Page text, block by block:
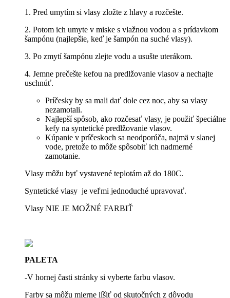
1. Pred umytím si vlasy zložte z hlavy a rozčešte.
2. Potom ich umyte v miske s vlažnou vodou a s prídavkom
šampónu (najlepšie, keď je šampón na suché vlasy).
3. Po zmytí šampónu zlejte vodu a usušte uterákom.
4. Jemne prečešte kefou na predlžovanie vlasov a nechajte
uschnúť.
Príčesky by sa mali dať dole cez noc, aby sa vlasy
nezamotali.
Najlepší spôsob, ako rozčesať vlasy, je použiť špeciálne
kefy na syntetické predlžovanie vlasov.
Kúpanie v príčeskoch sa neodporúča, najmä v slanej
vode, pretože to môže spôsobiť ich nadmerné
zamotanie.
Vlasy môžu byť vystavené teplotám až do 180C.
Syntetické vlasy je veľmi jednoduché upravovať.
Vlasy NIE JE MOŽNÉ FARBIŤ
PALETA
-V hornej časti stránky si vyberte farbu vlasov.
Farby sa môžu mierne líšiť od skutočných z dôvodu